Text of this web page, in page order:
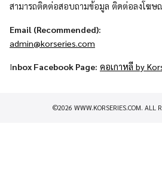
สามารถติดต่อสอบถามข้อมูล ติดต่อลงโฆษ
Email (Recommended):
admin@korseries.com
Inbox Facebook Page: คอเกาหลี by
©2026 WWW.KORSERIES.COM. ALL